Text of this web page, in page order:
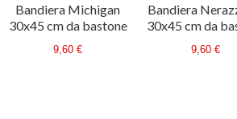
Bandiera Michigan
30x45 cm da bastone
9,60 €
Bandiera
30x45 cm da
9,60 €